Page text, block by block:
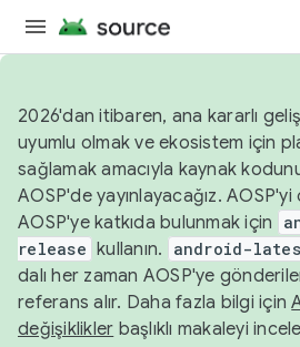
2026'dan itibaren, ana kararlı
uyumlu olmak ve ekosistem için
sağlamak amacıyla kaynak
AOSP'de yayınlayacağız.
AOSP'ye katkıda bulunmak için
release kullanın. android-
dalı her zaman AOSP'ye
referans alır. Daha fazla bilgi için
değişiklikler başlıklı makaleyi